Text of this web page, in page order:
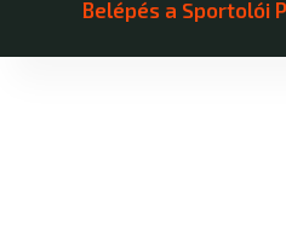
Belépés a Sportolói